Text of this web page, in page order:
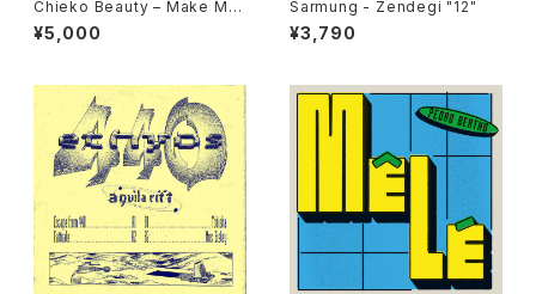
Chieko Beauty ‎– Make Me
Know It "used 7"
¥5,000
Sarmung - Zendegi "12"
¥3,790